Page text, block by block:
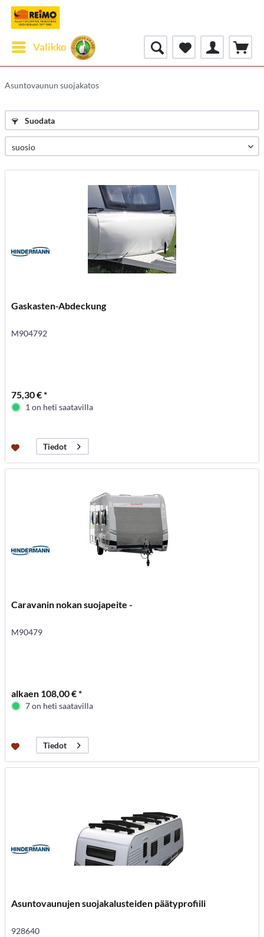
Valikko
Asuntovaunun suojakatos
Suodata
Gaskasten-Abdeckung
M904792
75,30 € *
1 on heti saatavilla
Tiedot
Caravanin nokan suojapeite -
M90479
alkaen 108,00 € *
7 on heti saatavilla
Tiedot
Asuntovaunujen suojakalusteiden päätyprofiili
928640